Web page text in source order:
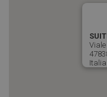
Italia